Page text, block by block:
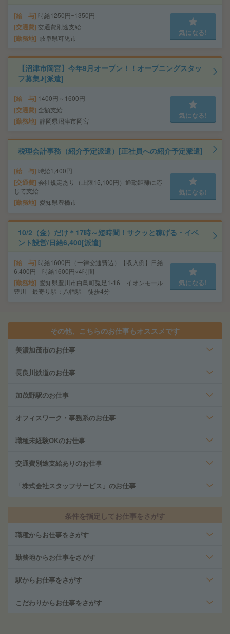
給 与 時給1250円~1350円
交通費 交通費別途支給
勤務地 岐阜県可児市
気になる!
【沼津市岡宮】今年9月オープン！！オープニングスタッ
フ募集♪[派遣]
給 与 1400円～1600円
交通費 全額支給
勤務地 静岡県沼津市岡宮
気になる!
税理会計事務（紹介予定派遣）[正社員への紹介予定派遣]
給 与 時給1,400円
交通費 会社規定あり（上限15,100円）通勤距離に応
じて支給
勤務地 愛知県豊橋市
気になる!
10/2（金）だけ＊17時～短時間！サクッと稼げる・イベ
ント設営/日給6,400[派遣]
給 与 時給1600円（一律交通費込）【収入例】日給
6,400円 時給1600円×4時間
勤務地 愛知県豊川市白鳥町兎足1-16 イオンモール
豊川 最寄り駅：八幡駅 徒歩4分
気になる!
その他、こちらのお仕事もオススメです
美濃加茂市のお仕事
長良川鉄道のお仕事
加茂野駅のお仕事
オフィスワーク・事務系のお仕事
職種未経験OKのお仕事
交通費別途支給ありのお仕事
「株式会社スタッフサービス」のお仕事
条件を指定してお仕事をさがす
職種からお仕事をさがす
勤務地からお仕事をさがす
駅からお仕事をさがす
こだわりからお仕事をさがす